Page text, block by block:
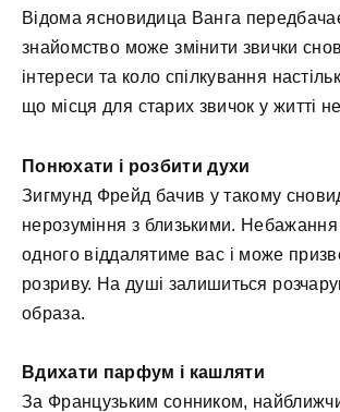
Відома ясновидица Ванга
знайомство може змінити звички
інтереси та коло спілкування
що місця для старих звичок у житті
Понюхати і розбити духи
Зигмунд Фрейд бачив у такому
нерозуміння з близькими.
одного віддалятиме вас і може
розриву. На душі залишиться
образа.
Вдихати парфум і кашляти
За Французьким сонником,